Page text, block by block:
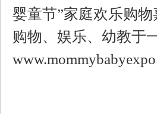
婴童节”家庭欢乐购
购物、娱乐、幼教于